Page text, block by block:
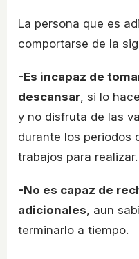
La persona que es
comportarse de la
-Es incapaz de
descansar , si lo
y no disfruta de las
durante los periodos
trabajos para realizar.
-No es capaz de
adicionales , aun
terminarlo a tiempo.